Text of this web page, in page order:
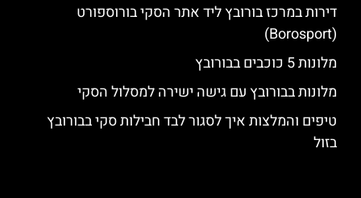
דירות במרכז בורובץ ליד אתר הסקי בורוספורט
(Borosport)
מלונות 5 כוכבים בבורובץ
מלונות בבורובץ עם גישה ישירה למסלול הסקי
טיפים והמלצות איך לסגור לבד חבילות סקי בבורובץ
בזול